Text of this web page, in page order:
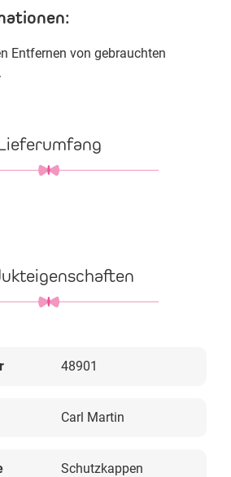
Entfernen von gebrauchten
48901
Carl Martin
Schutzkappen